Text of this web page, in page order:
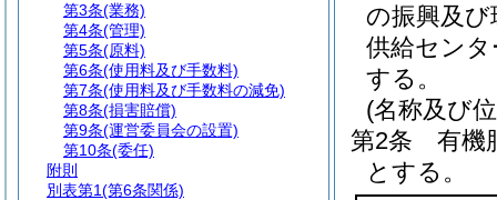
の振興及
供給センタ
する。
(名称及び
第2条
有機
とする。
第3条(業務)
第4条(管理)
第5条(原料)
第6条(使用料及び手数料)
第7条(使用料及び手数料の減免)
第8条(損害賠償)
第9条(運営委員会の設置)
第10条(委任)
附則
別表第1(第6条関係)